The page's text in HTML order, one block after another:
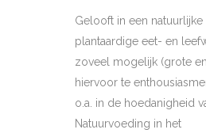
Gelooft in een
plantaardige eet- en
zoveel mogelijk (grote
hiervoor te
o.a. in de hoedanigheid
Natuurvoeding in het